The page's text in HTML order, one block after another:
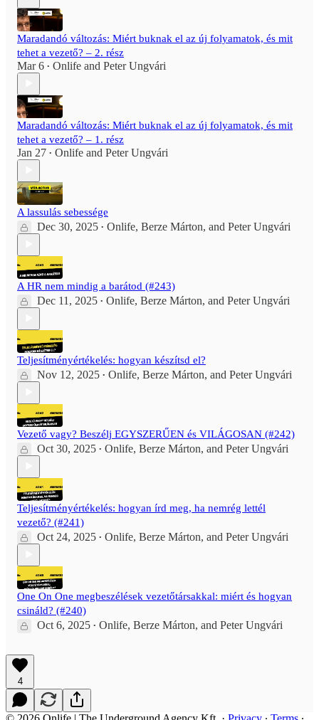
Maradandó változás: Miért buknak el az új folyamatok, és mit
tehet a vezető? – 2. rész
Mar 6 • Onlife and Peter Ungvári
Maradandó változás: Miért buknak el az új folyamatok, és mit
tehet a vezető? – 1. rész
Jan 27 • Onlife and Peter Ungvári
A lassulás sebessége
Dec 30, 2025 • Onlife, Berze Márton, and Peter Ungvári
A HR nem mindig a barátod (#243)
Dec 11, 2025 • Onlife, Berze Márton, and Peter Ungvári
Teljesítményértékelés: hogyan készítsd el?
Nov 12, 2025 • Onlife, Berze Márton, and Peter Ungvári
Vezető vagy? Beszélj EGYSZERŰEN és VILÁGOSAN (#242)
Oct 30, 2025 • Onlife, Berze Márton, and Peter Ungvári
Teljesítményértékelés: hogyan írd meg, ha nemrég lettél
vezető? (#241)
Oct 24, 2025 • Onlife, Berze Márton, and Peter Ungvári
One On One megbeszélések vezetőtársakkal: miért és hogyan
csináld? (#240)
Oct 6, 2025 • Onlife, Berze Márton, and Peter Ungvári
4